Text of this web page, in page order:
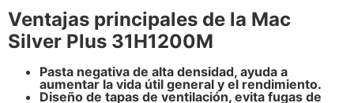
Ventajas principales de la Mac
Silver Plus 31H1200M
Pasta negativa de alta densidad, ayuda a
aumentar la vida útil general y el rendimiento.
Diseño de tapas de ventilación, evita fugas de